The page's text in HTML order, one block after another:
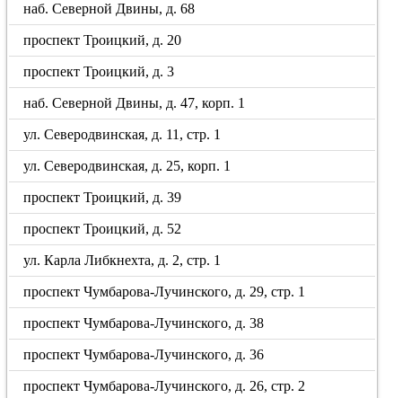
наб. Северной Двины, д. 68
проспект Троицкий, д. 20
проспект Троицкий, д. 3
наб. Северной Двины, д. 47, корп. 1
ул. Северодвинская, д. 11, стр. 1
ул. Северодвинская, д. 25, корп. 1
проспект Троицкий, д. 39
проспект Троицкий, д. 52
ул. Карла Либкнехта, д. 2, стр. 1
проспект Чумбарова-Лучинского, д. 29, стр. 1
проспект Чумбарова-Лучинского, д. 38
проспект Чумбарова-Лучинского, д. 36
проспект Чумбарова-Лучинского, д. 26, стр. 2